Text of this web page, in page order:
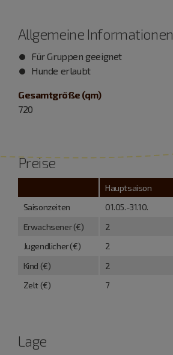
Allgemeine Informationen
Für Gruppen geeignet
Hunde erlaubt
Gesamtgröße (qm)
720
Preise
Hauptsaison
Saisonzeiten
01.05.-31.10.
Erwachsener (€)
2
Jugendlicher (€)
2
Kind (€)
2
Zelt (€)
7
Lage